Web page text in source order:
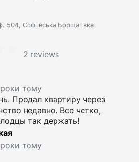
504, Софіївська Борщагівка
2 reviews
тому
Продал квартиру через
недавно. Все четко,
так держать!
тому